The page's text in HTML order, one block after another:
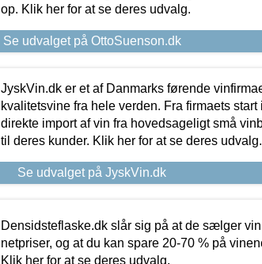
op. Klik her for at se deres udvalg.
Se udvalget på OttoSuenson.dk
JyskVin.dk er et af Danmarks førende
kvalitetsvine fra hele verden. Fra firmaets
direkte import af vin fra hovedsageligt små
til deres kunder. Klik her for at se deres udvalg.
Se udvalget på JyskVin.dk
Densidsteflaske.dk slår sig på at de sælger
netpriser, og at du kan spare 20-70 % på
Klik her for at se deres udvalg.